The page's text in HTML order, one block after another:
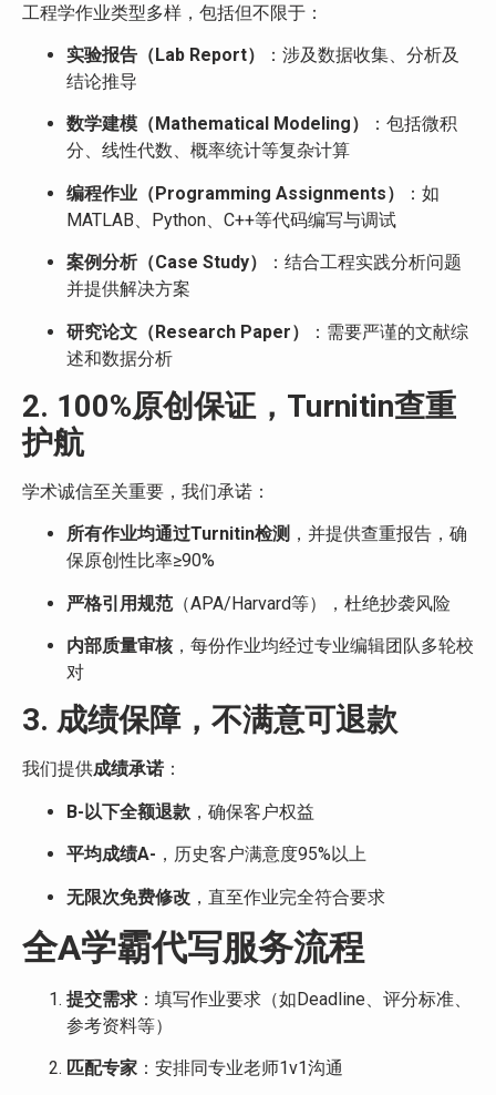
工程学作业类型多样，包括但不限于：
实验报告（Lab Report）
：涉及数据收集、分析及
结论推导
数学建模（Mathematical Modeling）
：包括微积
分、线性代数、概率统计等复杂计算
编程作业（Programming Assignments）
：如
MATLAB、Python、C++等代码编写与调试
案例分析（Case Study）
：结合工程实践分析问题
并提供解决方案
研究论文（Research Paper）
：需要严谨的文献综
述和数据分析
2. 100%原创保证，Turnitin查重
护航
学术诚信至关重要，我们承诺：
所有作业均通过Turnitin检测 ，并提供查重报告，确
保原创性比率≥90%
严格引用规范（APA/Harvard等），杜绝抄袭风险
内部质量审核，每份作业均经过专业编辑团队多轮校
对
3. 成绩保障，不满意可退款
我们提供成绩承诺 ：
B-以下全额退款 ，确保客户权益
平均成绩A- ，历史客户满意度95%以上
无限次免费修改 ，直至作业完全符合要求
全A学霸代写服务流程
提交需求 ：填写作业要求（如Deadline、评分标准、
参考资料等）
匹配专家 ：安排同专业老师1v1沟通